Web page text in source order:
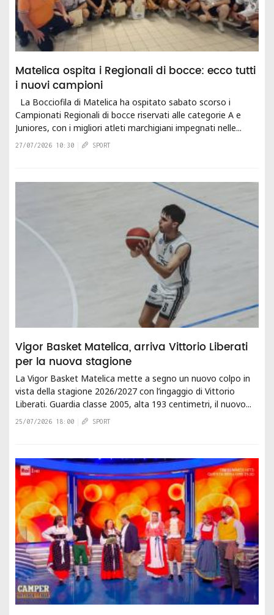
Matelica ospita i Regionali di bocce: ecco tutti
i nuovi campioni
La Bocciofila di Matelica ha ospitato sabato scorso i
Campionati Regionali di bocce riservati alle categorie A e
Juniores, con i migliori atleti marchigiani impegnati nelle...
27/07/2026 10:30 SPORT
Vigor Basket Matelica, arriva Vittorio Liberati
per la nuova stagione
La Vigor Basket Matelica mette a segno un nuovo colpo in
vista della stagione 2026/2027 con l’ingaggio di Vittorio
Liberati. Guardia classe 2005, alta 193 centimetri, il nuovo...
25/07/2026 18:00 SPORT